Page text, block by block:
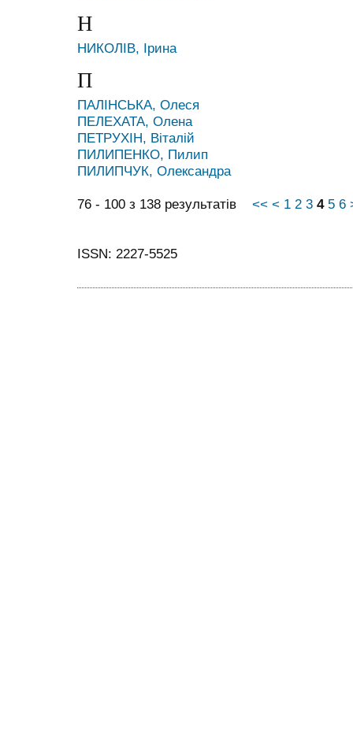
Н
НИКОЛІВ, Ірина
П
ПАЛІНСЬКА, Олеся
ПЕЛЕХАТА, Олена
ПЕТРУХІН, Віталій
ПИЛИПЕНКО, Пилип
ПИЛИПЧУК, Олександра
76 - 100 з 138 результатів << < 1 2 3 4 5 6
ISSN: 2227-5525